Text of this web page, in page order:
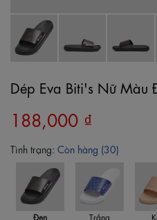
Dép Eva Biti's Nữ Màu
188,000 ₫
Tình trạng: Còn hàng (30)
Trắng
Đen